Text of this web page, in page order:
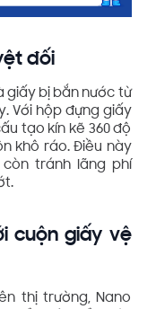
đối
giấy bị bắn nước từ
Với hộp đựng giấy
tạo kín kẽ 360 độ
khô ráo. Điều này
tránh lãng phí
cuộn giấy vệ
thị trường, Nano